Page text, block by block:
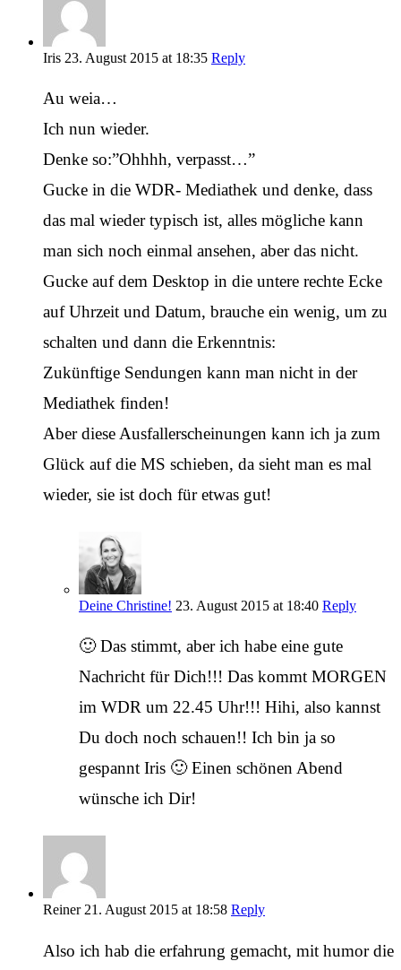
Iris 23. August 2015 at 18:35 Reply
Au weia…
Ich nun wieder.
Denke so:”Ohhhh, verpasst…”
Gucke in die WDR- Mediathek und denke, dass
das mal wieder typisch ist, alles mögliche kann
man sich noch einmal ansehen, aber das nicht.
Gucke auf dem Desktop in die untere rechte Ecke
auf Uhrzeit und Datum, brauche ein wenig, um zu
schalten und dann die Erkenntnis:
Zukünftige Sendungen kann man nicht in der
Mediathek finden!
Aber diese Ausfallerscheinungen kann ich ja zum
Glück auf die MS schieben, da sieht man es mal
wieder, sie ist doch für etwas gut!
Deine Christine! 23. August 2015 at 18:40 Reply
🙂 Das stimmt, aber ich habe eine gute
Nachricht für Dich!!! Das kommt MORGEN
im WDR um 22.45 Uhr!!! Hihi, also kannst
Du doch noch schauen!! Ich bin ja so
gespannt Iris 🙂 Einen schönen Abend
wünsche ich Dir!
Reiner 21. August 2015 at 18:58 Reply
Also ich hab die erfahrung gemacht, mit humor die